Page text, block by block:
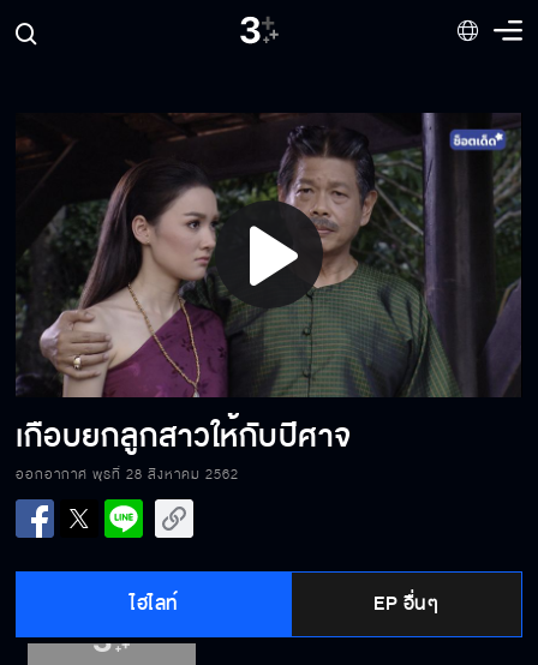
Play
Video
เกือบยกลูกสาวให้กับปีศาจ
ออกอากาศ พุธที่ 28 สิงหาคม 2562
ไฮไลท์ EP อื่นๆ
แค่เส้นขอบฟ้ากั้น
ลูกทรมานมากใช่ไหม
คำสัญญาที่ให้ไว้กับใครคนนึง